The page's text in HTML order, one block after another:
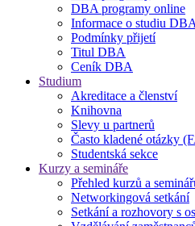
DBA programy online
Informace o studiu DBA
Podmínky přijetí
Titul DBA
Ceník DBA
Studium
Akreditace a členství
Knihovna
Slevy u partnerů
Často kladené otázky
Studentská sekce
Kurzy a semináře
Přehled kurzů a
Networkingová setkání
Setkání a rozhovory s